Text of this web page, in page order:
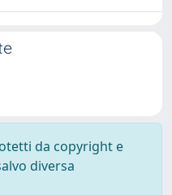
da copyright e
diversa